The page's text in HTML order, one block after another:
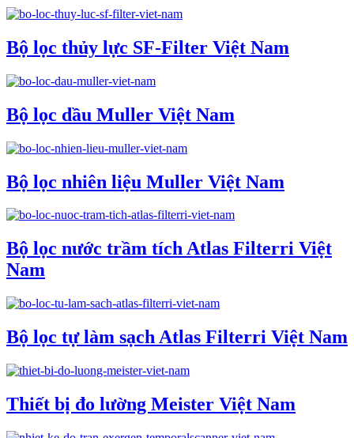
Bộ lọc thủy lực SF-Filter Việt Nam
Bộ lọc dầu Muller Việt Nam
Bộ lọc nhiên liệu Muller Việt Nam
Bộ lọc nước trầm tích Atlas Filterri Việt
Nam
Bộ lọc tự làm sạch Atlas Filterri Việt Nam
Thiết bị đo lường Meister Việt Nam